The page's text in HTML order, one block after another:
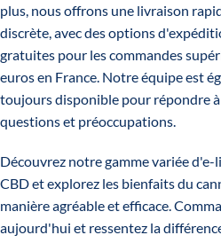
plus, nous offrons une livraison
discrète, avec des options
gratuites pour les commandes
euros en France. Notre équipe est
toujours disponible pour répondre
questions et préoccupations.
Découvrez notre gamme variée d'e-
CBD et explorez les bienfaits du
manière agréable et efficace.
aujourd'hui et ressentez la